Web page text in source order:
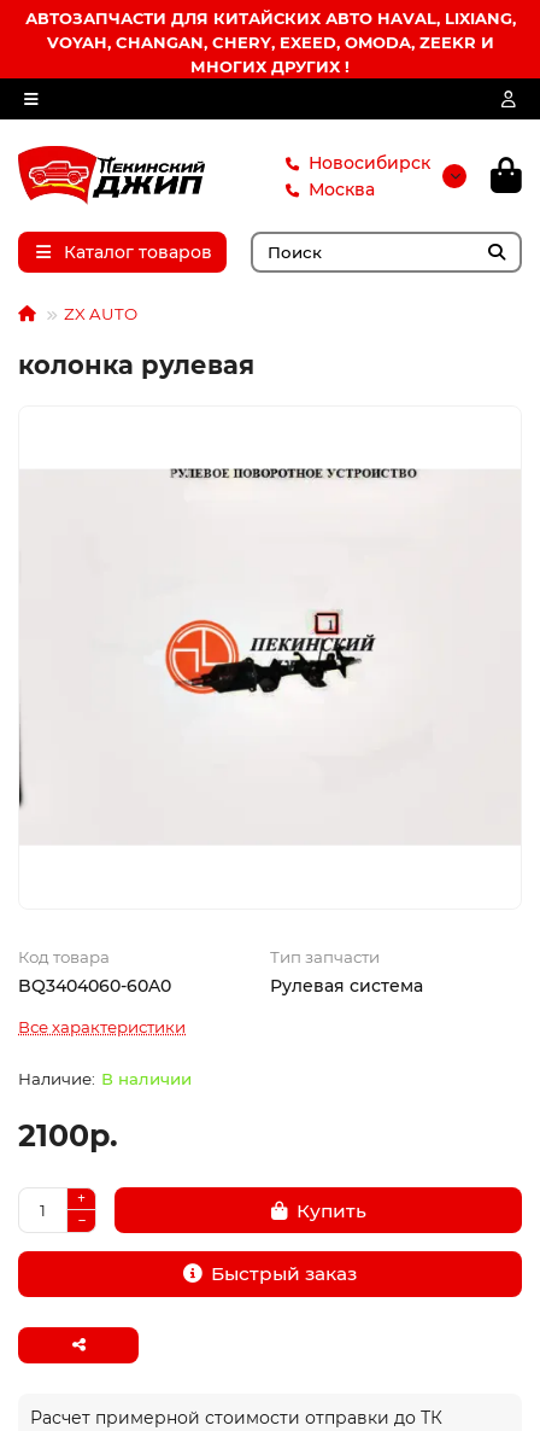
АВТОЗАПЧАСТИ ДЛЯ КИТАЙСКИХ АВТО HAVAL, LIXIANG,
VOYAH, CHANGAN, CHERY, EXEED, OMODA, ZEEKR И
МНОГИХ ДРУГИХ !
Новосибирск
Москва
Каталог товаров
ZX AUTO
колонка рулевая
Код товара
BQ3404060-60A0
Тип запчасти
Рулевая система
Все характеристики
В наличии
2100р.
Купить
Быстрый заказ
Расчет примерной стоимости отправки до ТК